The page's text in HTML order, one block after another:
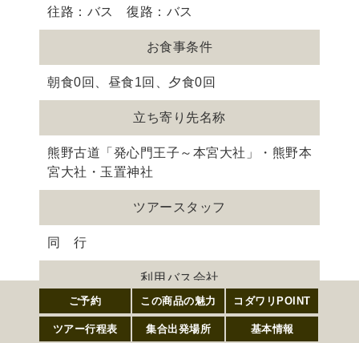
往路：バス 復路：バス
お食事条件
朝食0回、昼食1回、夕食0回
立ち寄り先名称
熊野古道「発心門王子～本宮大社」・熊野本
宮大社・玉置神社
ツアースタッフ
同 行
利用バス会社
北関東観光
ご予約
この商
品の魅
力
コダワ
リ
POINT
ツアー
行程表
集合出
発場所
基本情
報
ご予約 この商品の魅力 コダワリPOINT
ツアー行程表 集合出発場所 基本情報